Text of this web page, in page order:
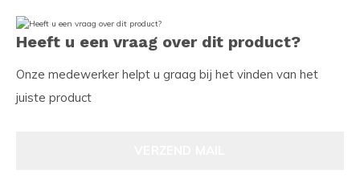
Heeft u een vraag over dit product?
Onze medewerker helpt u graag bij het vinden van het
juiste product